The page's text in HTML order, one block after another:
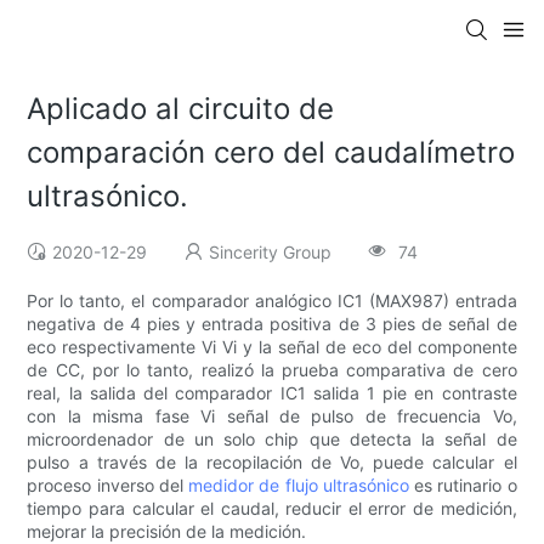
Aplicado al circuito de
comparación cero del caudalímetro
ultrasónico.
2020-12-29 Sincerity Group 74
Por lo tanto, el comparador analógico IC1 (MAX987) entrada
negativa de 4 pies y entrada positiva de 3 pies de señal de
eco respectivamente Vi Vi y la señal de eco del componente
de CC, por lo tanto, realizó la prueba comparativa de cero
real, la salida del comparador IC1 salida 1 pie en contraste
con la misma fase Vi señal de pulso de frecuencia Vo,
microordenador de un solo chip que detecta la señal de
pulso a través de la recopilación de Vo, puede calcular el
proceso inverso del medidor de flujo ultrasónicoes rutinario o
tiempo para calcular el caudal, reducir el error de medición,
mejorar la precisión de la medición.